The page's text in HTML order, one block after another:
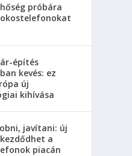
próbára
építés
kevés: ez
új
kihívása
javítani: új
a
piacán